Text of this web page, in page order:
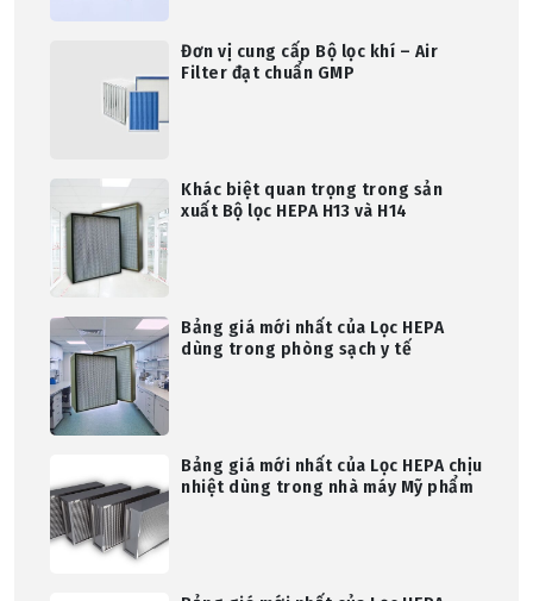
Đơn vị cung cấp Bộ lọc khí – Air
Filter đạt chuẩn GMP
Khác biệt quan trọng trong sản
xuất Bộ lọc HEPA H13 và H14
Bảng giá mới nhất của Lọc HEPA
dùng trong phòng sạch y tế
Bảng giá mới nhất của Lọc HEPA chịu
nhiệt dùng trong nhà máy Mỹ phẩm